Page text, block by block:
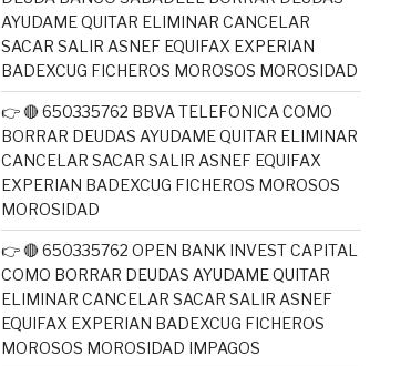
AYUDAME QUITAR ELIMINAR CANCELAR
SACAR SALIR ASNEF EQUIFAX EXPERIAN
BADEXCUG FICHEROS MOROSOS MOROSIDAD
👉 🔴 650335762 BBVA TELEFONICA COMO
BORRAR DEUDAS AYUDAME QUITAR ELIMINAR
CANCELAR SACAR SALIR ASNEF EQUIFAX
EXPERIAN BADEXCUG FICHEROS MOROSOS
MOROSIDAD
👉 🔴 650335762 OPEN BANK INVEST CAPITAL
COMO BORRAR DEUDAS AYUDAME QUITAR
ELIMINAR CANCELAR SACAR SALIR ASNEF
EQUIFAX EXPERIAN BADEXCUG FICHEROS
MOROSOS MOROSIDAD IMPAGOS